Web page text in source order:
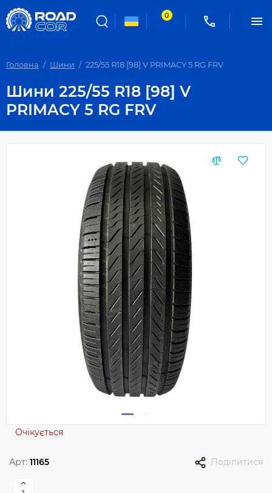
0
Головна Шини 225/55 R18 [98] V PRIMACY 5 RG FRV
Шини 225/55 R18 [98] V
PRIMACY 5 RG FRV
Очікується
Арт: 11165 Поділитися